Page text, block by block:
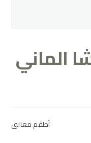
الماني
أطقم معالق